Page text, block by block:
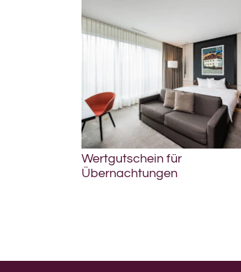
Wertgutschein für
Übernachtungen